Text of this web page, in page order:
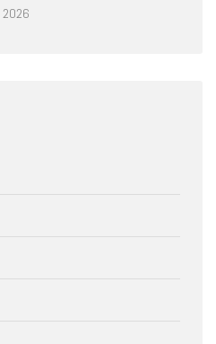
2026